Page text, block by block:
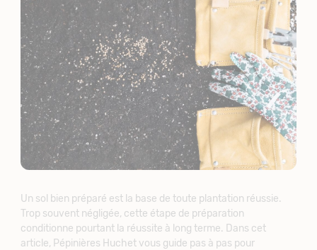
Un sol bien préparé est la base de toute plantation réussie.
Trop souvent négligée, cette étape de préparation
conditionne pourtant la réussite à long terme. Dans cet
article, Pépinières Huchet vous guide pas à pas pour